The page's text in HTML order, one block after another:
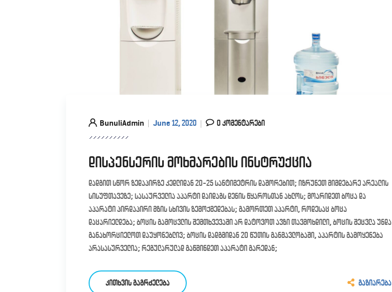
BunuliAdmin June 12, 2020 0 კომენტარები
დისპენსერის მოხმარების ინსტრუქცია
დადგით სწორ ზედაპირზე კედლიდან 20-25 სანტიმეტრის დაშორებით; იზრუნეთ მიმდებარე არეალის
სისუფთავეზე; სასაურველია აპარტი დაიდაგს დენის წყაროსთან ახლოს; მოარიდეთ ბოცა და
აპარატი პირდაპირი მზის სხივის ზემოქმედებას; გამორთეთ აპარტი, როდესაც ბოცა
დაცარიელდება; ბოცის გამოცვლის შემთხვევაში არ დატოვოთ ავზი თავმოხდილი, ბოცის შეცვლა უნდა
განახორციელოთ დაუყონებლივ; ბოცის დადგმიდან 20 წუთის განმავლობაში, აპარტის გამოყენება
არასასურველია; რეგულარულად გაწმინდეთ აპარატი გარედან;
ᲙᲘᲗᲮᲕᲘᲡ ᲒᲐᲒᲠᲫᲔᲚᲔᲑᲐ გაზიარება